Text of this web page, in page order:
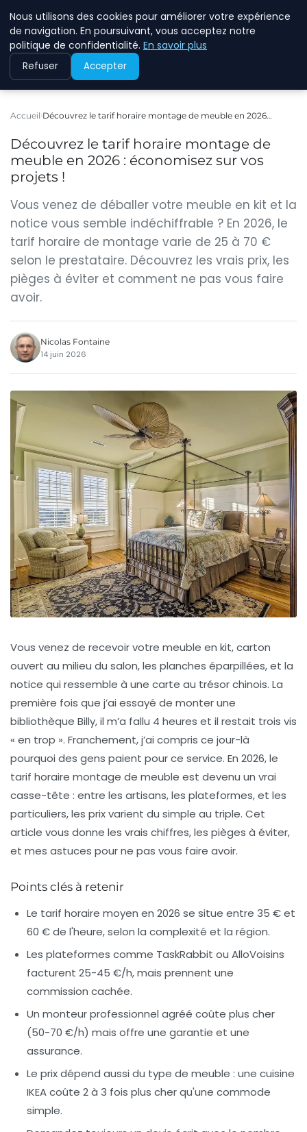
WINFESSOR
Accueil Découvrez le tarif horaire montage de meuble en 2026…
Découvrez le tarif horaire montage de
meuble en 2026 : économisez sur vos
projets !
Vous venez de déballer votre meuble en kit et la
notice vous semble indéchiffrable ? En 2026, le
tarif horaire de montage varie de 25 à 70 €
selon le prestataire. Découvrez les vrais prix, les
pièges à éviter et comment ne pas vous faire
avoir.
Nicolas Fontaine
14 juin 2026
Vous venez de recevoir votre meuble en kit, carton
ouvert au milieu du salon, les planches éparpillées, et la
notice qui ressemble à une carte au trésor chinois. La
première fois que j’ai essayé de monter une
bibliothèque Billy, il m’a fallu 4 heures et il restait trois vis
« en trop ». Franchement, j’ai compris ce jour-là
pourquoi des gens paient pour ce service. En 2026, le
tarif horaire montage de meuble est devenu un vrai
casse-tête : entre les artisans, les plateformes, et les
particuliers, les prix varient du simple au triple. Cet
article vous donne les vrais chiffres, les pièges à éviter,
et mes astuces pour ne pas vous faire avoir.
Points clés à retenir
Le tarif horaire moyen en 2026 se situe entre 35 € et
60 € de l'heure, selon la complexité et la région.
Les plateformes comme TaskRabbit ou AlloVoisins
facturent 25-45 €/h, mais prennent une
commission cachée.
Un monteur professionnel agréé coûte plus cher
(50-70 €/h) mais offre une garantie et une
assurance.
Le prix dépend aussi du type de meuble : une cuisine
IKEA coûte 2 à 3 fois plus cher qu'une commode
simple.
Nous utilisons des cookies pour améliorer votre expérience
de navigation. En poursuivant, vous acceptez notre
politique de confidentialité. En savoir plus
Refuser Accepter